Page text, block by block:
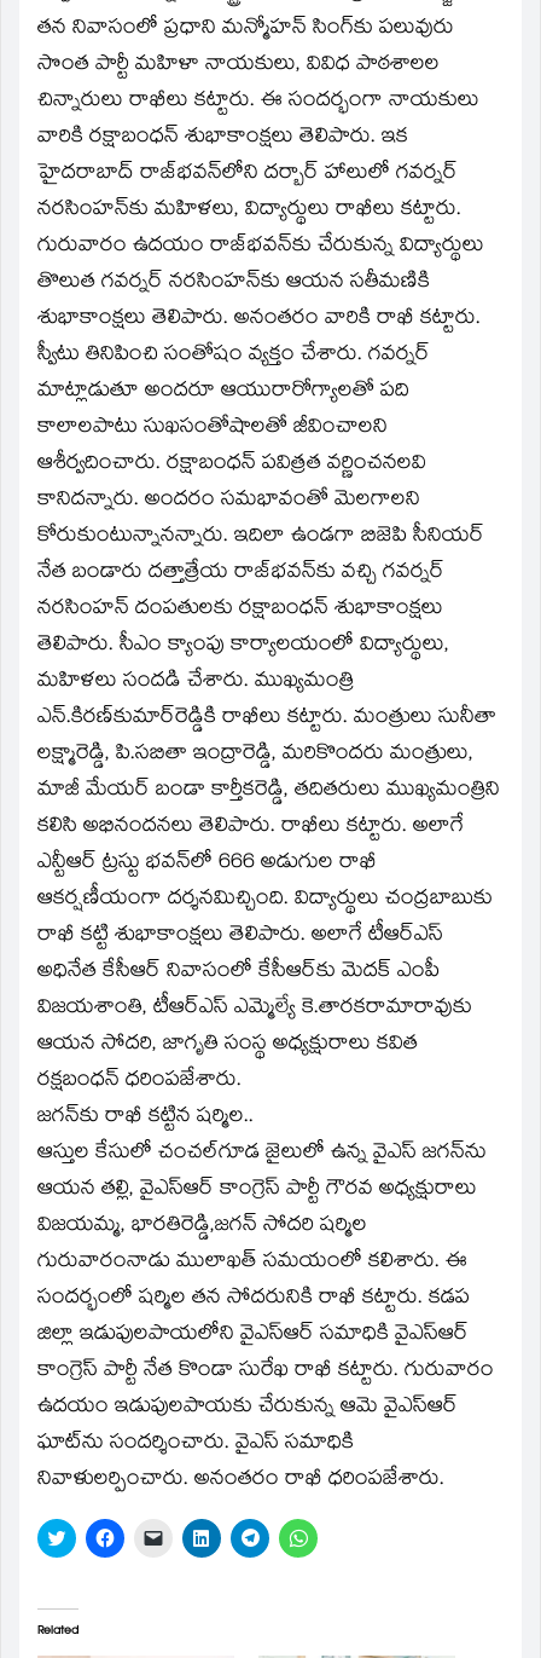
తన నివాసంలో ప్రధాని మన్మోహన్‌ సింగ్‌కు పలువురు
సొంత పార్టీ మహిళా నాయకులు, వివిధ పాఠశాలల
చిన్నారులు రాఖీలు కట్టారు. ఈ సందర్భంగా నాయకులు
వారికి రక్షాబంధన్‌ శుభాకాంక్షలు తెలిపారు. ఇక
హైదరాబాద్‌ రాజ్‌భవన్‌లోని దర్బార్‌ హాలులో గవర్నర్‌
నరసింహన్‌కు మహిళలు, విద్యార్థులు రాఖీలు కట్టారు.
గురువారం ఉదయం రాజ్‌భవన్‌కు చేరుకున్న విద్యార్థులు
తొలుత గవర్నర్‌ నరసింహన్‌కు ఆయన సతీమణికి
శుభాకాంక్షలు తెలిపారు. అనంతరం వారికి రాఖీ కట్టారు.
స్వీటు తినిపించి సంతోషం వ్యక్తం చేశారు. గవర్నర్‌
మాట్లాడుతూ అందరూ ఆయురారోగ్యాలతో పది
కాలాలపాటు సుఖసంతోషాలతో జీవించాలని
ఆశీర్వదించారు. రక్షాబంధన్‌ పవిత్రత వర్ణించనలవి
కానిదన్నారు. అందరం సమభావంతో మెలగాలని
కోరుకుంటున్నానన్నారు. ఇదిలా ఉండగా బిజెపి సీనియర్‌
నేత బండారు దత్తాత్రేయ రాజ్‌భవన్‌కు వచ్చి గవర్నర్‌
నరసింహన్‌ దంపతులకు రక్షాబంధన్‌ శుభాకాంక్షలు
తెలిపారు. సీఎం క్యాంపు కార్యాలయంలో విద్యార్థులు,
మహిళలు సందడి చేశారు. ముఖ్యమంత్రి
ఎన్‌.కిరణ్‌కుమార్‌రెడ్డికి రాఖీలు కట్టారు. మంత్రులు సునీతా
లక్ష్మారెడ్డి, పి.సబితా ఇంద్రారెడ్డి, మరికొందరు మంత్రులు,
మాజీ మేయర్‌ బండా కార్తీకరెడ్డి, తదితరులు ముఖ్యమంత్రిని
కలిసి అభినందనలు తెలిపారు. రాఖీలు కట్టారు. అలాగే
ఎన్టీఆర్‌ ట్రస్టు భవన్‌లో 666 అడుగుల రాఖీ
ఆకర్షణీయంగా దర్శనమిచ్చింది. విద్యార్థులు చంద్రబాబుకు
రాఖీ కట్టి శుభాకాంక్షలు తెలిపారు. అలాగే టీఆర్‌ఎస్‌
అధినేత కేసీఆర్‌ నివాసంలో కేసీఆర్‌కు మెదక్‌ ఎంపీ
విజయశాంతి, టీఆర్‌ఎస్‌ ఎమ్మెల్యే కె.తారకరామారావుకు
ఆయన సోదరి, జాగృతి సంస్థ అధ్యక్షురాలు కవిత
రక్షబంధన్‌ ధరింపజేశారు.
జగన్‌కు రాఖీ కట్టిన షర్మిల..
ఆస్తుల కేసులో చంచల్‌గూడ జైలులో ఉన్న వైఎస్‌ జగన్‌ను
ఆయన తల్లి, వైఎస్‌ఆర్‌ కాంగ్రెస్‌ పార్టీ గౌరవ అధ్యక్షురాలు
విజయమ్మ, భారతిరెడ్డి,జగన్‌ సోదరి షర్మిల
గురువారంనాడు ములాఖత్‌ సమయంలో కలిశారు. ఈ
సందర్భంలో షర్మిల తన సోదరునికి రాఖీ కట్టారు. కడప
జిల్లా ఇడుపులపాయలోని వైఎస్‌ఆర్‌ సమాధికి వైఎస్‌ఆర్‌
కాంగ్రెస్‌ పార్టీ నేత కొండా సురేఖ రాఖీ కట్టారు. గురువారం
ఉదయం ఇడుపులపాయకు చేరుకున్న ఆమె వైఎస్‌ఆర్‌
ఘాట్‌ను సందర్శించారు. వైఎస్‌ సమాధికి
నివాళులర్పించారు. అనంతరం రాఖీ ధరింపజేశారు.
Click
to
(Opens
in
Click
to
Click Click
to
Click
to
Click
to
Related